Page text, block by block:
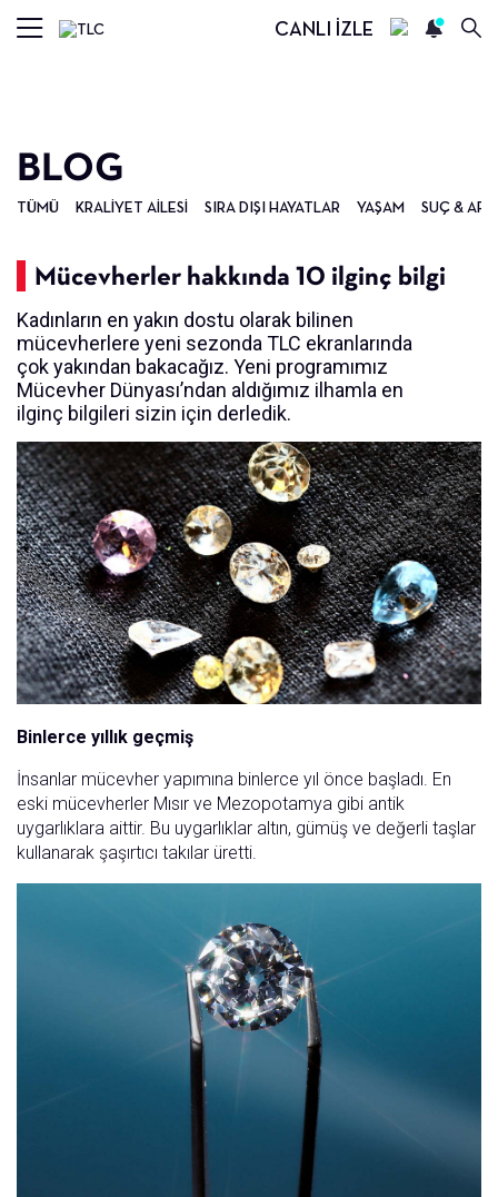
CANLI İZLE
BLOG
TÜMÜ KRALIYET AILESI SIRA DIŞI HAYATLAR YAŞAM SUÇ &
Mücevherler hakkında 10 ilginç bilgi
Kadınların en yakın dostu olarak bilinen
mücevherlere yeni sezonda TLC ekranlarında
çok yakından bakacağız. Yeni programımız
Mücevher Dünyası’ndan aldığımız ilhamla en
ilginç bilgileri sizin için derledik.
Binlerce yıllık geçmiş
İnsanlar mücevher yapımına binlerce yıl önce başladı. En
eski mücevherler Mısır ve Mezopotamya gibi antik
uygarlıklara aittir. Bu uygarlıklar altın, gümüş ve değerli taşlar
kullanarak şaşırtıcı takılar üretti.